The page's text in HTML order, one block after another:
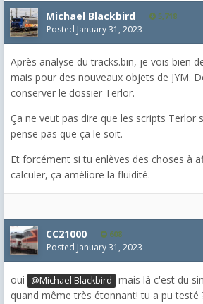
Michael Blackbird 5,718
Posted January 31, 2023
Après analyse du tracks.bin, je vois bien
mais pour des nouveaux objets de JYM.
conserver le dossier Terlor.
Ça ne veut pas dire que les scripts Terlor
pense pas que ça le soit.
Et forcément si tu enlèves des choses à
calculer, ça améliore la fluidité.
CC21000 608
Posted January 31, 2023
oui @Michael Blackbird mais là c'est du
quand même très étonnant! tu a pu testé